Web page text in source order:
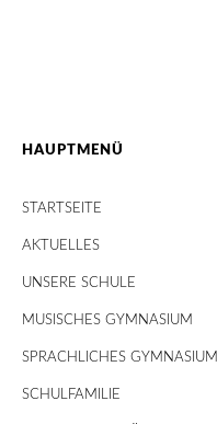
HAUPTMENÜ
STARTSEITE
AKTUELLES
UNSERE SCHULE
MUSISCHES GYMNASIUM
SPRACHLICHES GYMNASIUM
SCHULFAMILIE